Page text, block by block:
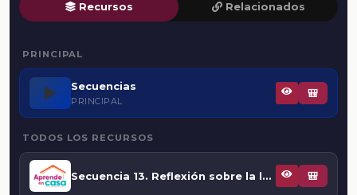
Recursos Relacionados
PRINCIPAL
▶️ Secuencias
PRINCIPAL
🎒
TODOS LOS RECURSOS
Secuencia 13. Reflexión sobre la lengua en los procesos de comprensión y producción de textos orales y escritos 🎒